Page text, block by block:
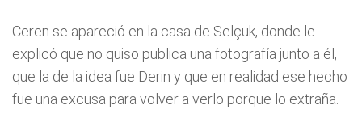
Ceren se apareció en la casa de Selçuk, donde le
explicó que no quiso publica una fotografía junto a él,
que la de la idea fue Derin y que en realidad ese hecho
fue una excusa para volver a verlo porque lo extraña.